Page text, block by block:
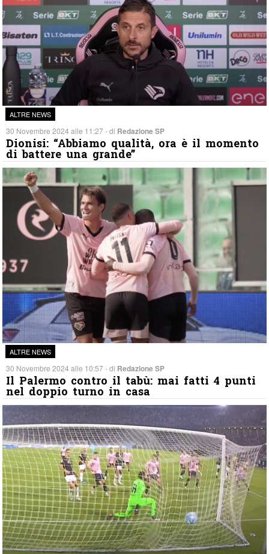
ALTRE NEWS
30 Novembre 2024 alle 11:27 - di Redazione SP
Dionisi: “Abbiamo qualità, ora è il momento
di battere una grande”
ALTRE NEWS
30 Novembre 2024 alle 10:57 - di Redazione SP
Il Palermo contro il tabù: mai fatti 4 punti
nel doppio turno in casa